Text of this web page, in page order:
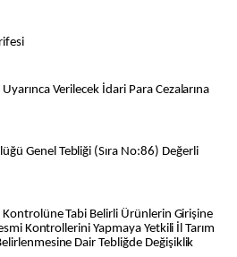
Verilecek İdari Para Cezalarına
Genel Tebliği (Sıra No:86) Değerli
Kontrolüne Tabi Belirli Ürünlerin Girişine
Kontrollerini Yapmaya Yetkili İl Tarım
Dair Tebliğde Değişiklik